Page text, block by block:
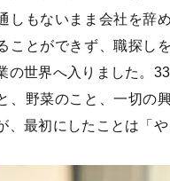
しもないまま会社を辞
ことができず、職探し
の世界へ入りました。33
、野菜のこと、一切の
、最初にしたことは「